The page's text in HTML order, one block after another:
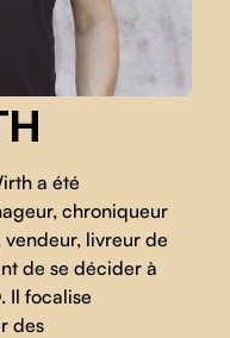
a été
chroniqueur
livreur de
de se décider à
Il focalise
des